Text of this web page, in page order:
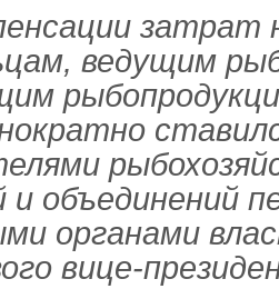
затрат
ведущим
и объединений
органами
вице-